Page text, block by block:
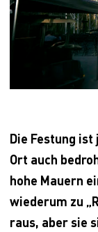
Die Festung
Ort auch
hohe Mauern
wiederum zu
raus, aber sie